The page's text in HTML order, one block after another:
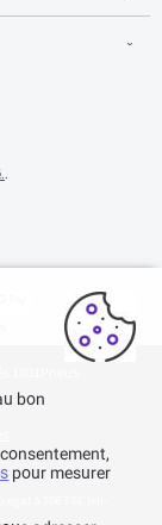
.
à 70€ TTC (en-
bon
pour mesurer